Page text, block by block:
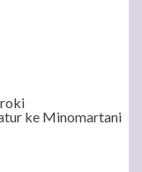
ke Minomartani